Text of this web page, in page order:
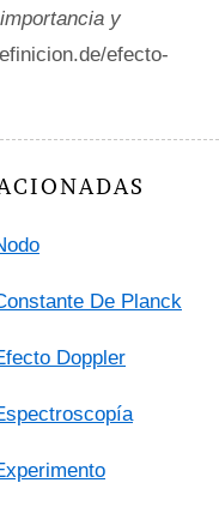
y
efecto-
De Planck
Doppler